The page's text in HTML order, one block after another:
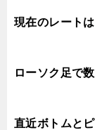
現在のレートは
ローソク足で
直近ボトムと